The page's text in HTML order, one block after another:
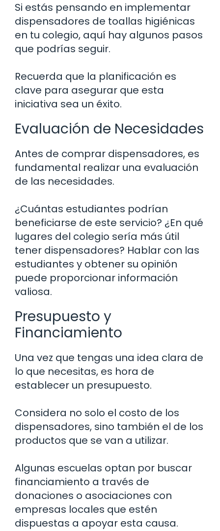
Si estás pensando en implementar
dispensadores de toallas higiénicas
en tu colegio, aquí hay algunos pasos
que podrías seguir.
Recuerda que la planificación es
clave para asegurar que esta
iniciativa sea un éxito.
Evaluación de Necesidades
Antes de comprar dispensadores, es
fundamental realizar una evaluación
de las necesidades.
¿Cuántas estudiantes podrían
beneficiarse de este servicio? ¿En qué
lugares del colegio sería más útil
tener dispensadores? Hablar con las
estudiantes y obtener su opinión
puede proporcionar información
valiosa.
Presupuesto y
Financiamiento
Una vez que tengas una idea clara de
lo que necesitas, es hora de
establecer un presupuesto.
Considera no solo el costo de los
dispensadores, sino también el de los
productos que se van a utilizar.
Algunas escuelas optan por buscar
financiamiento a través de
donaciones o asociaciones con
empresas locales que estén
dispuestas a apoyar esta causa.